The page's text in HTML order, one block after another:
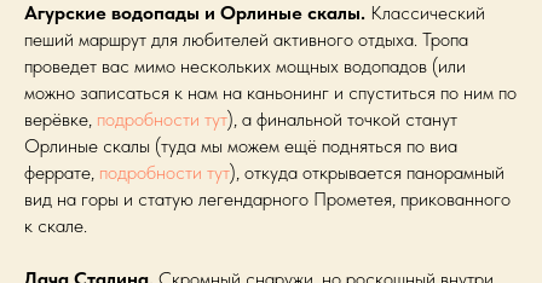
Агурские водопады и Орлиные скалы. Классический
пеший маршрут для любителей активного отдыха. Тропа
проведет вас мимо нескольких мощных водопадов (или
можно записаться к нам на каньонинг и спуститься по ним по
верёвке, подробности тут), а финальной точкой станут
Орлиные скалы (туда мы можем ещё подняться по виа
феррате, подробности тут), откуда открывается панорамный
вид на горы и статую легендарного Прометея, прикованного
к скале.